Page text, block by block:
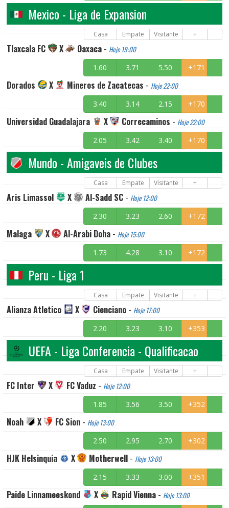
Mexico - Liga de Expansion
Casa Empate Visitante +
Tlaxcala FC X Oaxaca - Hoje 19:00
1.60 3.71 5.50 +171
Dorados X Mineros de Zacatecas - Hoje 22:00
3.40 3.14 2.15 +170
Universidad Guadalajara X Correcaminos - Hoje 22:00
2.05 3.42 3.40 +170
Mundo - Amigaveis de Clubes
Casa Empate Visitante +
Aris Limassol X Al-Sadd SC - Hoje 12:00
2.30 3.23 2.60 +172
Malaga X Al-Arabi Doha - Hoje 15:00
1.73 4.28 3.10 +172
Peru - Liga 1
Casa Empate Visitante +
Alianza Atletico X Cienciano - Hoje 17:00
2.20 3.23 3.10 +353
UEFA - Liga Conferencia - Qualificacao
Casa Empate Visitante +
FC Inter X FC Vaduz - Hoje 12:00
1.85 3.56 3.50 +352
Noah X FC Sion - Hoje 13:00
2.50 2.95 2.70 +302
HJK Helsinquia X Motherwell - Hoje 13:00
2.15 3.33 3.00 +351
Paide Linnameeskond X Rapid Vienna - Hoje 13:00